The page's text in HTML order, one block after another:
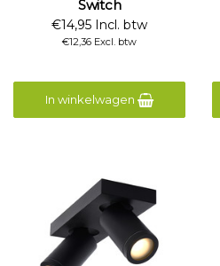
Switch
€14,95 Incl. btw
€12,36 Excl. btw
In winkelwagen